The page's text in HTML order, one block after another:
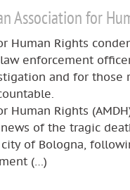
Association for
Human Rights
enforcement
and for those
Human Rights
of the tragic
of Bologna,
(…)